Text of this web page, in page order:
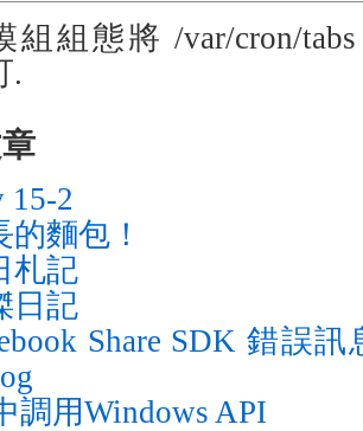
組組態將 /var/cron/
.
15-2
的麵包！
札記
日記
Share SDK 錯誤
調用Windows API